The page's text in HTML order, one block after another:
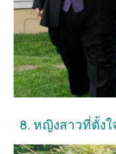
8. หญิงสาวที่ตั้ง